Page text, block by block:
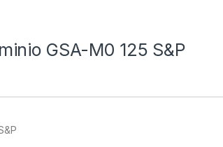
GSA-M0 125 S&P